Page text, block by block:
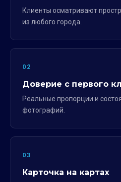
Клиенты осматривают
из любого города.
02
Доверие с первого
Реальные пропорции и
фотографий.
03
Карточка на картах